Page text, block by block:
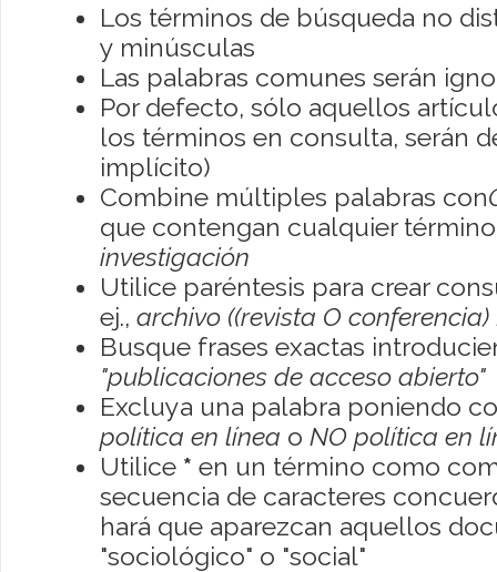
Los términos de búsqueda no
y minúsculas
Las palabras comunes serán
Por defecto, sólo aquellos
los términos en consulta, serán
implícito)
Combine múltiples palabras con
que contengan cualquier
investigación
Utilice paréntesis para crear
ej., archivo ((revista O conferencia)
Busque frases exactas
"publicaciones de acceso abierto"
Excluya una palabra poniendo
política en línea o NO política en
Utilice * en un término como
secuencia de caracteres
hará que aparezcan aquellos
"sociológico" o "social"